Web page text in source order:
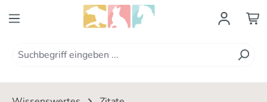
Zum Hauptinhalt springen